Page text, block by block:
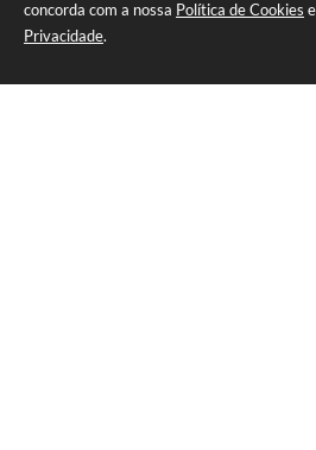
concorda com a nossa Política de Cookies e
Privacidade.